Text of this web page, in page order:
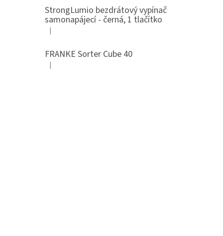
StrongLumio bezdrátový vypínač
samonapájecí - černá, 1 tlačítko
Hodnocení produktu je 4 z 5 hvězdiček.
|
FRANKE Sorter Cube 40
Hodnocení produktu je 3 z 5 hvězdiček.
|